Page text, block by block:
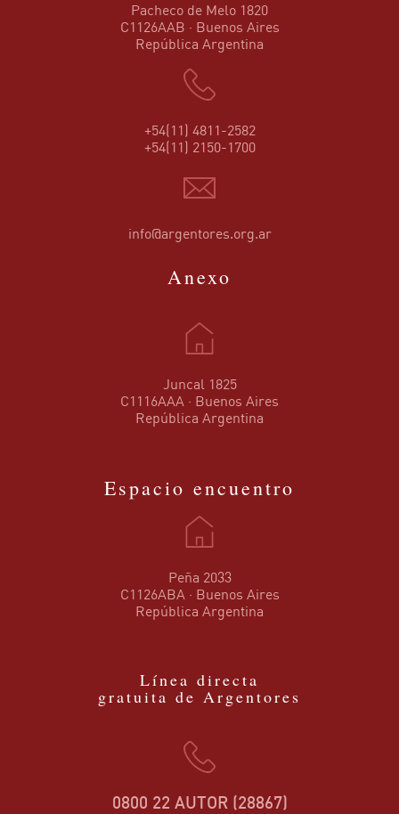
Pacheco de Melo 1820
C1126AAB · Buenos Aires
República Argentina
+54(11) 4811-2582
+54(11) 2150-1700
info@argentores.org.ar
Anexo
Juncal 1825
C1116AAA · Buenos Aires
República Argentina
Espacio encuentro
Peña 2033
C1126ABA · Buenos Aires
República Argentina
Línea directa
gratuita de Argentores
0800 22 AUTOR (28867)